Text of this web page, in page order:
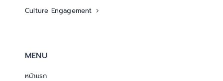
Culture Engagement
MENU
หน้าแรก